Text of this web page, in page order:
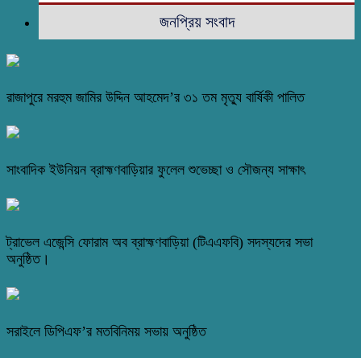
জনপ্রিয় সংবাদ
রাজাপুরে মরহুম জামির উদ্দিন আহমেদ’র ৩১ তম মৃত্যু বার্ষিকী পালিত
সাংবাদিক ইউনিয়ন ব্রাহ্মণবাড়িয়ার ফুলেল শুভেচ্ছা ও সৌজন্য সাক্ষাৎ
ট্রাভেল এজেন্সি ফোরাম অব ব্রাহ্মণবাড়িয়া (টিএএফবি) সদস্যদের সভা
অনুষ্ঠিত।
সরাইলে ডিপিএফ’র মতবিনিময় সভায় অনুষ্ঠিত